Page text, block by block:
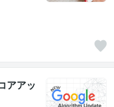
アアッ